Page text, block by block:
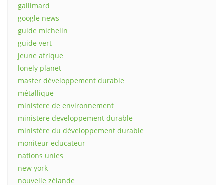
gallimard
google news
guide michelin
guide vert
jeune afrique
lonely planet
master développement durable
métallique
ministere de environnement
ministere developpement durable
ministère du développement durable
moniteur educateur
nations unies
new york
nouvelle zélande